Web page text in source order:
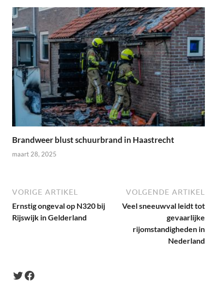
Brandweer blust schuurbrand in Haastrecht
maart 28, 2025
VORIGE ARTIKEL
Ernstig ongeval op N320 bij
Rijswijk in Gelderland
VOLGENDE ARTIKEL
Veel sneeuwval leidt tot
gevaarlijke
rijomstandigheden in
Nederland